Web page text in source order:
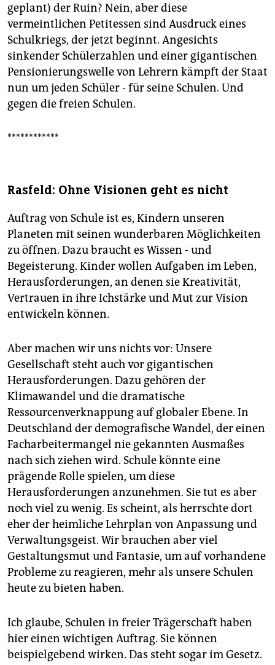
geplant) der Ruin? Nein, aber diese
vermeintlichen Petitessen sind Ausdruck eines
Schulkriegs, der jetzt beginnt. Angesichts
sinkender Schülerzahlen und einer gigantischen
Pensionierungswelle von Lehrern kämpft der Staat
nun um jeden Schüler - für seine Schulen. Und
gegen die freien Schulen.
************
Rasfeld: Ohne Visionen geht es nicht
Auftrag von Schule ist es, Kindern unseren
Planeten mit seinen wunderbaren Möglichkeiten
zu öffnen. Dazu braucht es Wissen - und
Begeisterung. Kinder wollen Aufgaben im Leben,
Herausforderungen, an denen sie Kreativität,
Vertrauen in ihre Ichstärke und Mut zur Vision
entwickeln können.
Aber machen wir uns nichts vor: Unsere
Gesellschaft steht auch vor gigantischen
Herausforderungen. Dazu gehören der
Klimawandel und die dramatische
Ressourcenverknappung auf globaler Ebene. In
Deutschland der demografische Wandel, der einen
Facharbeitermangel nie gekannten Ausmaßes
nach sich ziehen wird. Schule könnte eine
prägende Rolle spielen, um diese
Herausforderungen anzunehmen. Sie tut es aber
noch viel zu wenig. Es scheint, als herrschte dort
eher der heimliche Lehrplan von Anpassung und
Verwaltungsgeist. Wir brauchen aber viel
Gestaltungsmut und Fantasie, um auf vorhandene
Probleme zu reagieren, mehr als unsere Schulen
heute zu bieten haben.
Ich glaube, Schulen in freier Trägerschaft haben
hier einen wichtigen Auftrag. Sie können
beispielgebend wirken. Das steht sogar im Gesetz.